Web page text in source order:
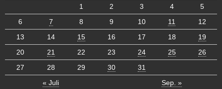
« Juli Sep. »
1 2 3 4
5
6
7 8 9 10 11
12
13
14 15 16 17 18
19
20
21 22 23 24 25
26
27
28 29 30 31